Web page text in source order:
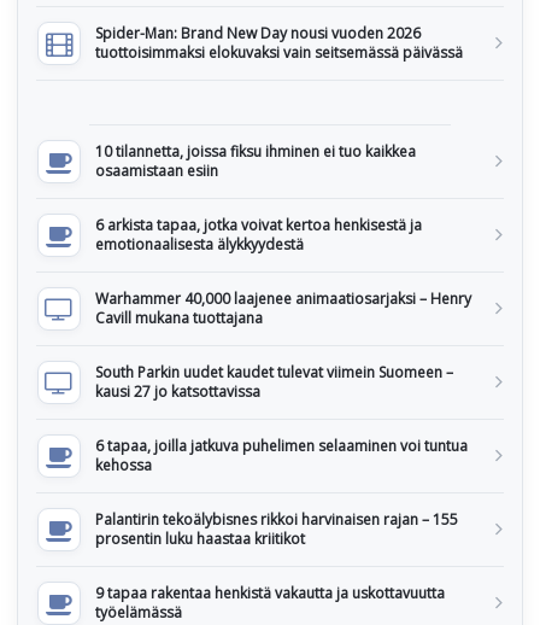
Spider-Man: Brand New Day nousi vuoden 2026
tuottoisimmaksi elokuvaksi vain seitsemässä päivässä
10 tilannetta, joissa fiksu ihminen ei tuo kaikkea
osaamistaan esiin
6 arkista tapaa, jotka voivat kertoa henkisestä ja
emotionaalisesta älykkyydestä
Warhammer 40,000 laajenee animaatiosarjaksi – Henry
Cavill mukana tuottajana
South Parkin uudet kaudet tulevat viimein Suomeen –
kausi 27 jo katsottavissa
6 tapaa, joilla jatkuva puhelimen selaaminen voi tuntua
kehossa
Palantirin tekoälybisnes rikkoi harvinaisen rajan – 155
prosentin luku haastaa kriitikot
9 tapaa rakentaa henkistä vakautta ja uskottavuutta
työelämässä